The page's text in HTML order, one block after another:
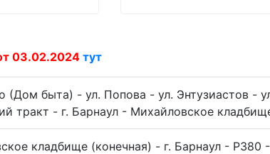
03.02.2024 тут
(Дом быта) - ул. Попова - ул. Энтузиастов -
тракт - г. Барнаул - Михайловское
кладбище (конечная) - г. Барнаул -